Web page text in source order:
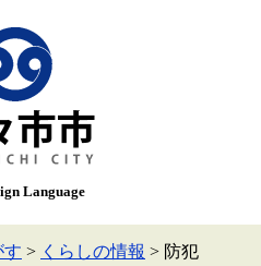
Language
す > くらしの情報 > 防犯